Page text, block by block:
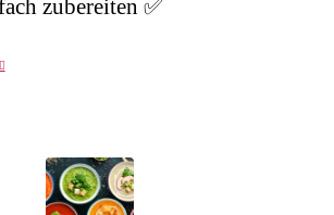
zubereiten ✅